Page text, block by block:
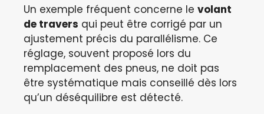
Un exemple fréquent concerne le volant
de travers qui peut être corrigé par un
ajustement précis du parallélisme. Ce
réglage, souvent proposé lors du
remplacement des pneus, ne doit pas
être systématique mais conseillé dès lors
qu’un déséquilibre est détecté.